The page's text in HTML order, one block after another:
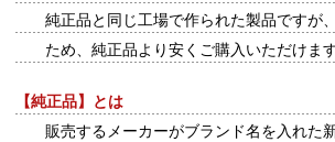
純正品と同じ工場で作られた製品ですが
ため、純正品より安くご購入いただけます
【純正品】とは
販売するメーカーがブランド名を入れた